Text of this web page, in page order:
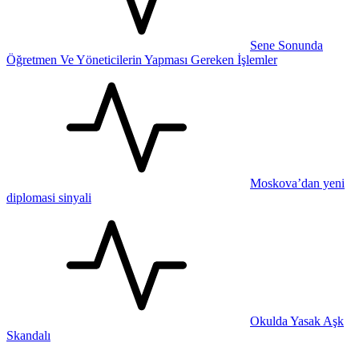
Sene Sonunda
Öğretmen Ve Yöneticilerin Yapması Gereken İşlemler
Moskova’dan yeni
diplomasi sinyali
Okulda Yasak Aşk
Skandalı